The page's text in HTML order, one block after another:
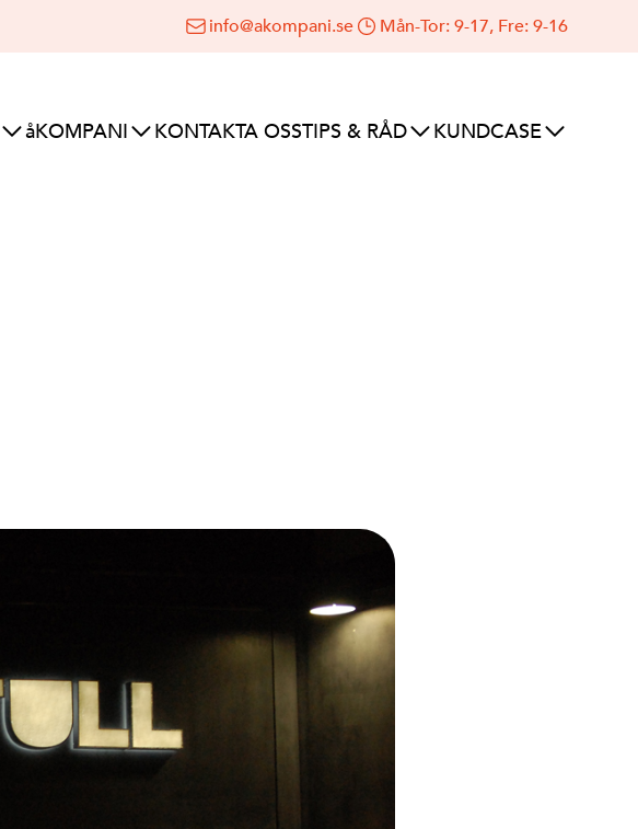
info@akompani.se Mån-Tor: 9-17, Fre: 9-16
åKOMPANI KONTAKTA OSSTIPS & RÅD KUNDCASE